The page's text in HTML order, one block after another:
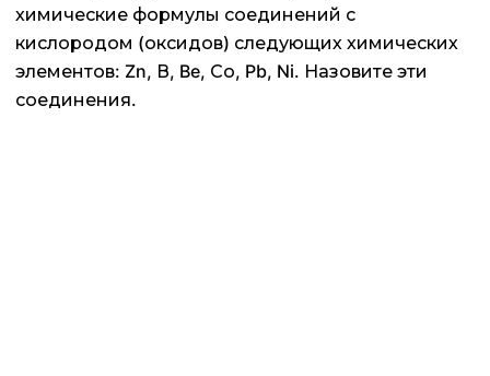
химические формулы соединений с
кислородом (оксидов) следующих химических
элементов: Zn, В, Be, Со, Pb, Ni. Назовите эти
соединения.